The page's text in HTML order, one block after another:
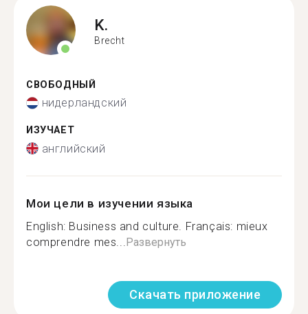
K.
Brecht
СВОБОДНЫЙ
нидерландский
ИЗУЧАЕТ
английский
Мои цели в изучении языка
English: Business and culture. Français: mieux
comprendre mes... Развернуть
Скачать приложение